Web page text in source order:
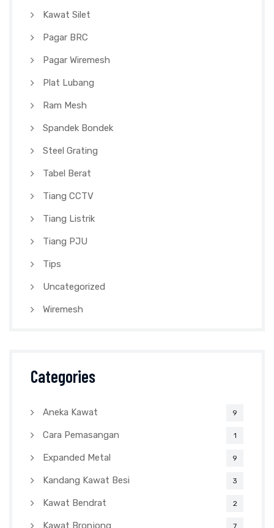
Kawat Silet
Pagar BRC
Pagar Wiremesh
Plat Lubang
Ram Mesh
Spandek Bondek
Steel Grating
Tabel Berat
Tiang CCTV
Tiang Listrik
Tiang PJU
Tips
Uncategorized
Wiremesh
Categories
Aneka Kawat 9
Cara Pemasangan 1
Expanded Metal 9
Kandang Kawat Besi 3
Kawat Bendrat 2
Kawat Bronjong 7